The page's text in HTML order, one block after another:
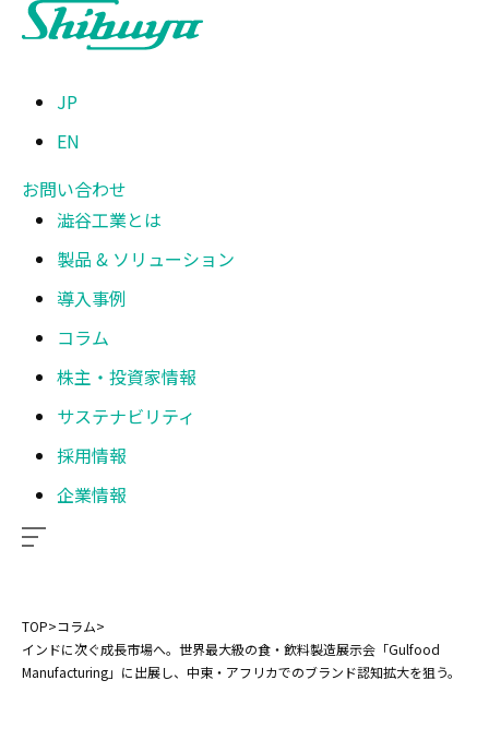
JP
EN
お問い合わせ
澁谷工業とは
製品 & ソリューション
導入事例
コラム
株主・投資家情報
サステナビリティ
採用情報
企業情報
TOP>コラム>
インドに次ぐ成長市場へ。世界最大級の食・飲料製造展示会「Gulfood
Manufacturing」に出展し、中東・アフリカでのブランド認知拡大を狙う。